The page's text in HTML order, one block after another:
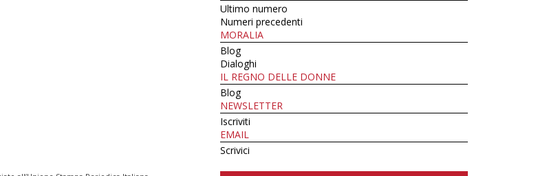
Ultimo numero
Numeri precedenti
MORALIA
Blog
Dialoghi
IL REGNO DELLE DONNE
Blog
NEWSLETTER
Iscriviti
EMAIL
Scrivici